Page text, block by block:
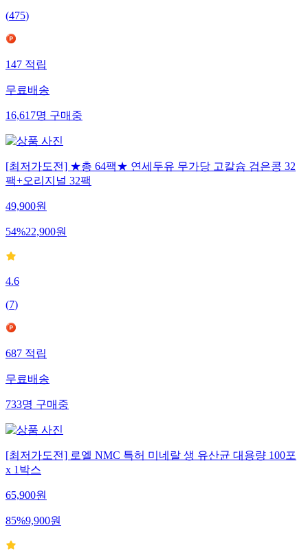
(475)
147적립
무료배송
16,617명구매중
[최저가도전] ★총 64팩★ 연세두유 무가당 고칼슘 검은콩 32
팩+오리지널 32팩
49,900원
54%22,900원
4.6
(7)
687적립
무료배송
733명구매중
[최저가도전] 로엘 NMC 특허 미네랄 생 유산균 대용량 100포
x 1박스
65,900원
85%9,900원